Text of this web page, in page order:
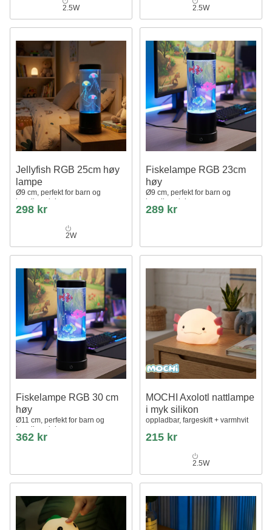
2.5W 2.5W
Jellyfish RGB 25cm høy
lampe
Ø9 cm, perfekt for barn og
barnlige sjeler
298 kr
2W
Fiskelampe RGB 23cm
høy
Ø9 cm, perfekt for barn og
barnlige sjeler
289 kr
Fiskelampe RGB 30 cm
høy
Ø11 cm, perfekt for barn og
barnlige sjeler
362 kr
MOCHI Axolotl nattlampe
i myk silikon
oppladbar, fargeskift + varmhvit
215 kr
2.5W